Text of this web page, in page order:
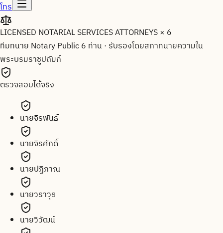
โทร
LICENSED NOTARIAL SERVICES ATTORNEYS × 6
ทีมทนาย Notary Public 6 ท่าน· รับรองโดยสภาทนายความใน
พระบรมราชูปถัมภ์
ตรวจสอบได้จริง
นายจิรพันธ์
นายจิรศักดิ์
นายปฏิภาณ
นายวราวุธ
นายวิวัฒน์